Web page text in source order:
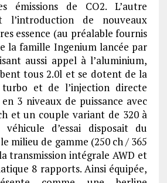
émissions de CO2. L’autre
l’introduction de nouveaux
essence (au préalable fournis
la famille Ingenium lancée par
aussi appel à l’aluminium,
tous 2.0l et se dotent de la
et de l’injection directe
3 niveaux de puissance avec
et un couple variant de 320 à
d’essai disposait du
milieu de gamme (250 ch / 365
transmission intégrale AWD et
8 rapports. Ainsi équipée,